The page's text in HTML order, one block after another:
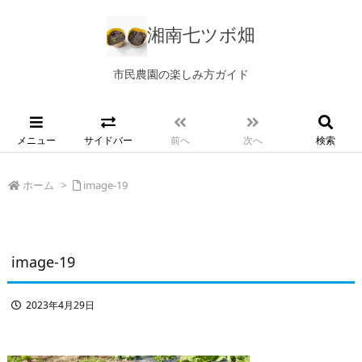
湘南七ツボ畑
市民農園の楽しみ方ガイド
メニュー サイドバー 前へ 次へ 検索
ホーム > image-19
image-19
2023年4月29日